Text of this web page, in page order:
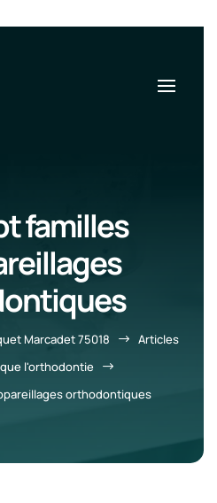
familles
Marcadet 75018 $ Articles
l'orthodontie $
orthodontiques